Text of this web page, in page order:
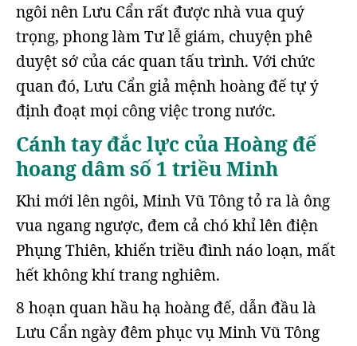
ngôi nên Lưu Cẩn rất được nhà vua quý
trọng, phong làm Tư lễ giám, chuyện phê
duyệt sớ của các quan tấu trình. Với chức
quan đó, Lưu Cẩn giả mệnh hoàng đế tự ý
định đoạt mọi công việc trong nước.
Cánh tay đắc lực của Hoàng đế
hoang dâm số 1 triều Minh
Khi mới lên ngôi, Minh Vũ Tông tỏ ra là ông
vua ngang ngược, đem cả chó khỉ lên điện
Phụng Thiên, khiến triều đình náo loạn, mất
hết không khí trang nghiêm.
8 hoạn quan hầu hạ hoàng đế, dẫn đầu là
Lưu Cẩn ngày đêm phục vụ Minh Vũ Tông